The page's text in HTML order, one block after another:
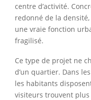
centre d’activité.
redonné de la
une vraie fonction
fragilisé.
Ce type de projet ne
d’un quartier. Dans
les habitants
visiteurs trouvent